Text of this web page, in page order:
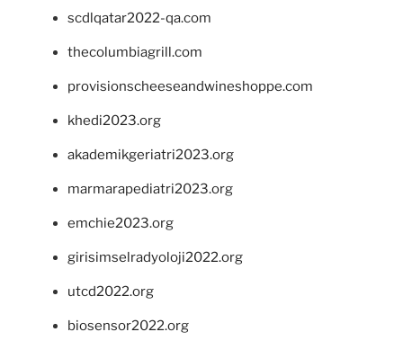
scdlqatar2022-qa.com
thecolumbiagrill.com
provisionscheeseandwineshoppe.com
khedi2023.org
akademikgeriatri2023.org
marmarapediatri2023.org
emchie2023.org
girisimselradyoloji2022.org
utcd2022.org
biosensor2022.org